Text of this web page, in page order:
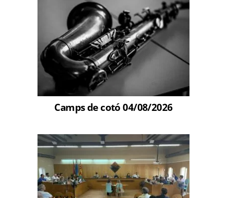
Camps de cotó 04/08/2026